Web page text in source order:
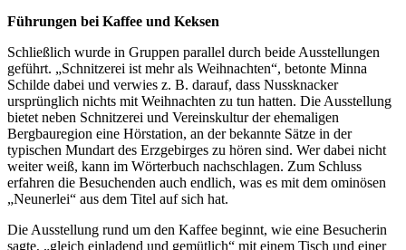
Führungen bei Kaffee und Keksen
Schließlich wurde in Gruppen parallel durch beide Ausstellungen
geführt. „Schnitzerei ist mehr als Weihnachten“, betonte Minna
Schilde dabei und verwies z. B. darauf, dass Nussknacker
ursprünglich nichts mit Weihnachten zu tun hatten. Die Ausstellung
bietet neben Schnitzerei und Vereinskultur der ehemaligen
Bergbauregion eine Hörstation, an der bekannte Sätze in der
typischen Mundart des Erzgebirges zu hören sind. Wer dabei nicht
weiter weiß, kann im Wörterbuch nachschlagen. Zum Schluss
erfahren die Besuchenden auch endlich, was es mit dem ominösen
„Neunerlei“ aus dem Titel auf sich hat.
Die Ausstellung rund um den Kaffee beginnt, wie eine Besucherin
sagte, „gleich einladend und gemütlich“ mit einem Tisch und einer